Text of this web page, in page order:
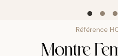
Référence
Montre